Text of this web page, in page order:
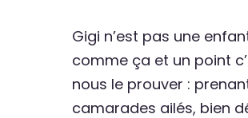
Gigi n’est pas une
comme ça et un point
nous le prouver :
camarades ailés, bien